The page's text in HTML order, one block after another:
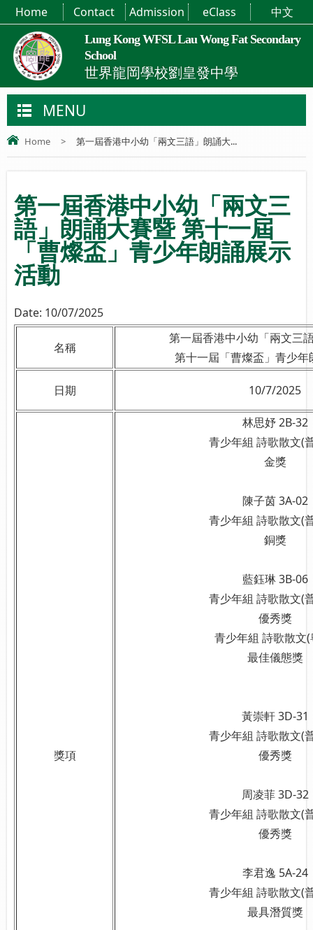
Lung Kong WFSL Lau Wong Fat Secondary
School
世界龍岡學校劉皇發中學
Home Contact Admission eClass 中文
MENU
Home > 第一屆香港中小幼「兩文三語」朗誦大...
第一屆香港中小幼「兩文三
語」朗誦大賽暨 第十一屆
「曹燦盃」青少年朗誦展示
活動
Date: 10/07/2025
名稱
第一屆香港中小幼「兩文三
第十一屆「曹燦盃」青少年
日期 10/7/2025
獎項
林思妤 2B-32
青少年組 詩歌散文(
金獎
陳子茵 3A-02
青少年組 詩歌散文(
銅獎
藍鈺琳 3B-06
青少年組 詩歌散文(
優秀獎
青少年組 詩歌散文(
最佳儀態獎
黃崇軒 3D-31
青少年組 詩歌散文(
優秀獎
周凌菲 3D-32
青少年組 詩歌散文(
優秀獎
李君逸 5A-24
青少年組 詩歌散文(
最具潛質獎